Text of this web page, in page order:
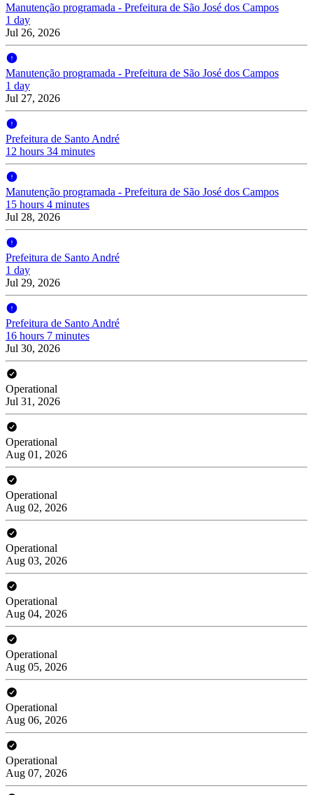
Manutenção programada - Prefeitura de São José dos Campos
1 day
Jul 26, 2026
Manutenção programada - Prefeitura de São José dos Campos
1 day
Jul 27, 2026
Prefeitura de Santo André
12 hours 34 minutes
Manutenção programada - Prefeitura de São José dos Campos
15 hours 4 minutes
Jul 28, 2026
Prefeitura de Santo André
1 day
Jul 29, 2026
Prefeitura de Santo André
16 hours 7 minutes
Jul 30, 2026
Operational
Jul 31, 2026
Operational
Aug 01, 2026
Operational
Aug 02, 2026
Operational
Aug 03, 2026
Operational
Aug 04, 2026
Operational
Aug 05, 2026
Operational
Aug 06, 2026
Operational
Aug 07, 2026